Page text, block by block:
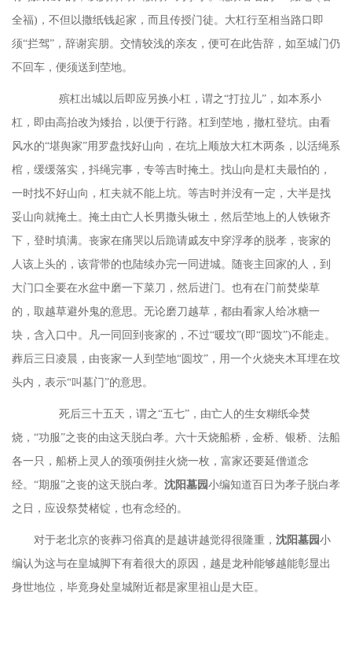
全福)，不但以撒纸钱起家，而且传授门徒。大杠行至相当路口即
须“拦驾”，辞谢宾朋。交情较浅的亲友，便可在此告辞，如至城门仍
不回车，便须送到茔地。
殡杠出城以后即应另换小杠，谓之“打拉儿”，如本系小
杠，即由高抬改为矮抬，以便于行路。杠到茔地，撤杠登坑。由看
风水的“堪舆家”用罗盘找好山向，在坑上顺放大杠木两条，以活绳系
棺，缓缓落实，抖绳完事，专等吉时掩土。找山向是杠夫最怕的，
一时找不好山向，杠夫就不能上坑。等吉时并没有一定，大半是找
妥山向就掩土。掩土由亡人长男撒头锹土，然后茔地上的人铁锹齐
下，登时填满。丧家在痛哭以后跪请戚友中穿浮孝的脱孝，丧家的
人该上头的，该背带的也陆续办完一同进城。随丧主回家的人，到
大门口全要在水盆中磨一下菜刀，然后进门。也有在门前焚柴草
的，取越草避外鬼的意思。无论磨刀越草，都由看家人给冰糖一
块，含入口中。凡一同回到丧家的，不过“暖坟”(即“圆坟”)不能走。
葬后三日凌晨，由丧家一人到茔地“圆坟”，用一个火烧夹木耳埋在坟
头内，表示“叫墓门”的意思。
死后三十五天，谓之“五七”，由亡人的生女糊纸伞焚
烧，“功服”之丧的由这天脱白孝。六十天烧船桥，金桥、银桥、法船
各一只，船桥上灵人的颈项例挂火烧一枚，富家还要延僧道念
经。“期服”之丧的这天脱白孝。 沈阳墓园小编知道百日为孝子脱白孝
之日，应设祭焚楮锭，也有念经的。
对于老北京的丧葬习俗真的是越讲越觉得很隆重， 沈阳墓园小
编认为这与在皇城脚下有着很大的原因，越是龙种能够越能彰显出
身世地位，毕竟身处皇城附近都是家里祖山是大臣。